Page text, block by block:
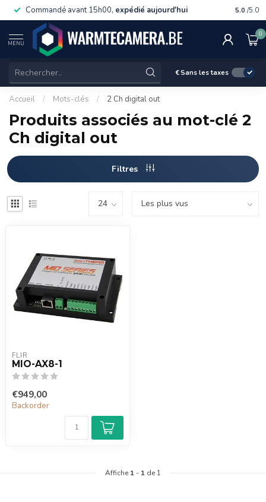
Commandé avant 15h00, expédié aujourd'hui 5.0 /5.0
MENU
0
€Sans les taxes
Accueil / Mots-clés / 2 Ch digital out
Produits associés au mot-clé 2
Ch digital out
Filtres
FLIR
MIO-AX8-1
€949,00
Backorder
Affiche 1 - 1 de 1